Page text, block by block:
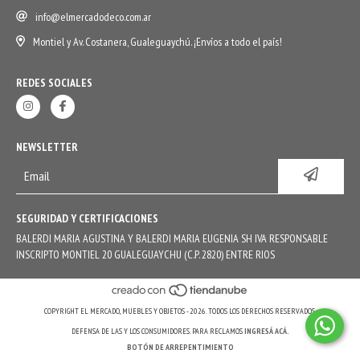
info@elmercadodeco.com.ar
Montiel y Av. Costanera, Gualeguaychú. ¡Envíos a todo el país!
REDES SOCIALES
NEWSLETTER
SEGURIDAD Y CERTIFICACIONES
BALERDI MARIA AGUSTINA Y BALERDI MARIA EUGENIA SH IVA RESPONSABLE
INSCRIPTO MONTIEL 20 GUALEGUAYCHU (C.P. 2820) ENTRE RIOS
COPYRIGHT EL MERCADO, MUEBLES Y OBJETOS - 2026. TODOS LOS DERECHOS RESERVADOS.
DEFENSA DE LAS Y LOS CONSUMIDORES. PARA RECLAMOSINGRESÁ ACÁ.
BOTÓN DE ARREPENTIMIENTO